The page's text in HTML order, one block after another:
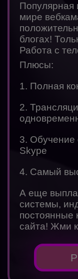
Популярная
мире
блогах!
Работа с
Плюсы:
1. Полная
2.
3. Обучение
Skype
4. Самый
А еще
системы,
постоянные
сайта! Жми